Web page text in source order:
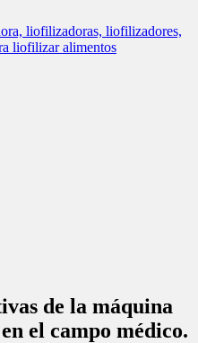
de la máquina
el campo médico.